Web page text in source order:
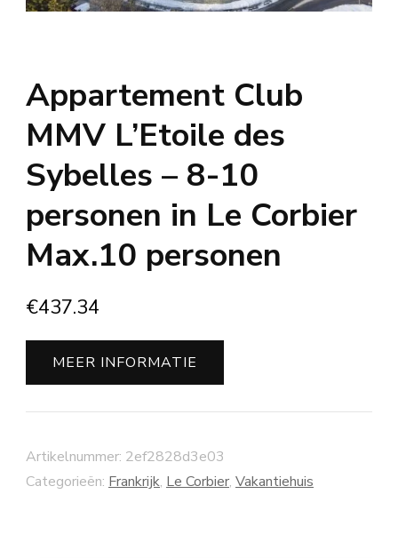
Appartement Club
MMV L’Etoile des
Sybelles – 8-10
personen in Le Corbier
Max.10 personen
€437.34
MEER INFORMATIE
Artikelnummer: 2ef2828d3e03
Categorieën: Frankrijk, Le Corbier, Vakantiehuis